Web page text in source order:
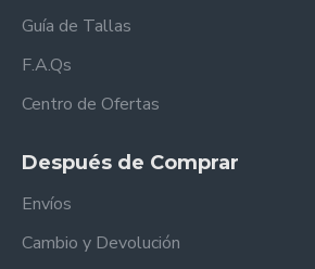
Guía de Tallas
F.A.Qs
Centro de Ofertas
Después de Comprar
Envíos
Cambio y Devolución